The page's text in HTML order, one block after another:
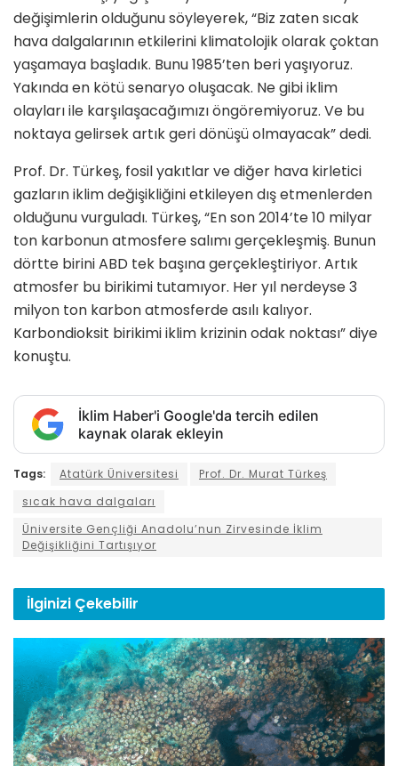
değişimlerin olduğunu söyleyerek, “Biz zaten sıcak
hava dalgalarının etkilerini klimatolojik olarak çoktan
yaşamaya başladık. Bunu 1985’ten beri yaşıyoruz.
Yakında en kötü senaryo oluşacak. Ne gibi iklim
olayları ile karşılaşacağımızı öngöremiyoruz. Ve bu
noktaya gelirsek artık geri dönüşü olmayacak” dedi.
Prof. Dr. Türkeş, fosil yakıtlar ve diğer hava kirletici
gazların iklim değişikliğini etkileyen dış etmenlerden
olduğunu vurguladı. Türkeş, “En son 2014’te 10 milyar
ton karbonun atmosfere salımı gerçekleşmiş. Bunun
dörtte birini ABD tek başına gerçekleştiriyor. Artık
atmosfer bu birikimi tutamıyor. Her yıl nerdeyse 3
milyon ton karbon atmosferde asılı kalıyor.
Karbondioksit birikimi iklim krizinin odak noktası” diye
konuştu.
İklim Haber'i Google'da tercih edilen
kaynak olarak ekleyin
Tags: Atatürk Üniversitesi
Prof. Dr. Murat Türkeş
sıcak hava dalgaları
Üniversite Gençliği Anadolu’nun Zirvesinde İklim
Değişikliğini Tartışıyor
İlginizi Çekebilir